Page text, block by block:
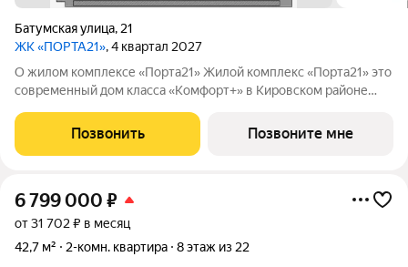
Батумская улица, 21
ЖК «ПОРТА21», 4 квартал 2027
О жилом комплексе «Порта21» Жилой комплекс «Порта21» это
современный дом класса «Комфорт+» в Кировском районе
баланс между городской жизнью и ощущением спокойствия.
Виды на Каму и близость
Позвонить Позвоните мне
6 799 000 ₽
от 31 702 ₽ в месяц
42,7 м²
2-комн. квартира 8 этаж из 22